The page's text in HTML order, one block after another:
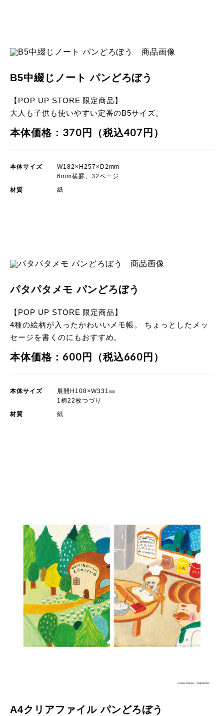
B5中綴じノート パンどろぼう
【POP UP STORE 限定商品】
大人も子供も使いやすい定番のB5サイズ。
本体価格：370円（税込407円）
本体サイズ
W182×H257×D2mm
6mm横罫、32ページ
材質
紙
パタパタメモ パンどろぼう
【POP UP STORE 限定商品】
4種の絵柄が入ったかわいいメモ帳。 ちょっとしたメッ
セージを書くのにもおすすめ。
本体価格：600円（税込660円）
本体サイズ
展開H108×W331㎜
1柄22枚つづり
材質
紙
A4クリアファイル パンどろぼう